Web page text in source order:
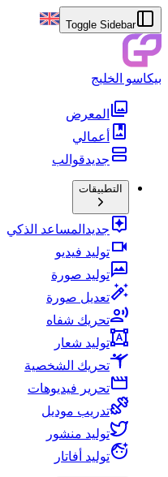
Toggle Sidebar
بيكاسو الخليج
المعرض
أعمالي
جديدقوالب
التطبيقات
جديد المساعد الذكي
توليد فيديو
توليد صورة
تعديل صورة
تحريك شفاه
توليد شعار
تحريك الشخصية
تحرير فيديوهات
تدريب موديل
توليد منشور
توليد أفاتار